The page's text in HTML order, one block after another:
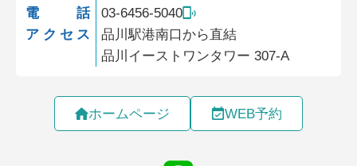
電話
03-6456-5040
アクセス
品川駅港南口から直結
品川イーストワンタワー 307-A
ホームページ WEB予約